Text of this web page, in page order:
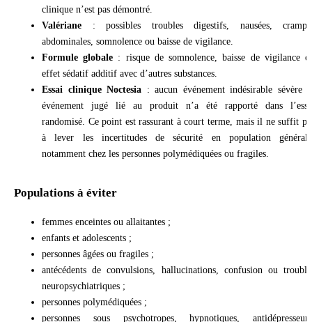
clinique n’est pas démontré.
Valériane : possibles troubles digestifs, nausées,
abdominales, somnolence ou baisse de vigilance.
Formule globale : risque de somnolence, baisse de vigilance
effet sédatif additif avec d’autres substances.
Essai clinique Noctesia : aucun événement indésirable sévère
événement jugé lié au produit n’a été rapporté dans
randomisé. Ce point est rassurant à court terme, mais il ne suffit
à lever les incertitudes de sécurité en population
notamment chez les personnes polymédiquées ou fragiles.
Populations à éviter
femmes enceintes ou allaitantes ;
enfants et adolescents ;
personnes âgées ou fragiles ;
antécédents de convulsions, hallucinations, confusion ou
neuropsychiatriques ;
personnes polymédiquées ;
personnes sous psychotropes, hypnotiques,